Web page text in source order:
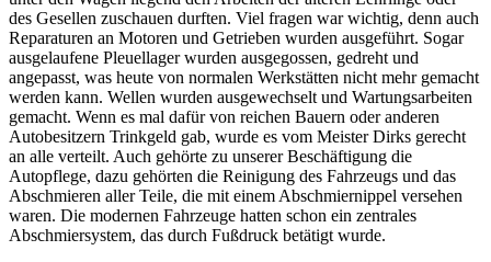
des Gesellen zuschauen durften. Viel fragen war wichtig, denn auch
Reparaturen an Motoren und Getrieben wurden ausgeführt. Sogar
ausgelaufene Pleuellager wurden ausgegossen, gedreht und
angepasst, was heute von normalen Werkstätten nicht mehr gemacht
werden kann. Wellen wurden ausgewechselt und Wartungsarbeiten
gemacht. Wenn es mal dafür von reichen Bauern oder anderen
Autobesitzern Trinkgeld gab, wurde es vom Meister Dirks gerecht
an alle verteilt. Auch gehörte zu unserer Beschäftigung die
Autopflege, dazu gehörten die Reinigung des Fahrzeugs und das
Abschmieren aller Teile, die mit einem Abschmiernippel versehen
waren. Die modernen Fahrzeuge hatten schon ein zentrales
Abschmiersystem, das durch Fußdruck betätigt wurde.